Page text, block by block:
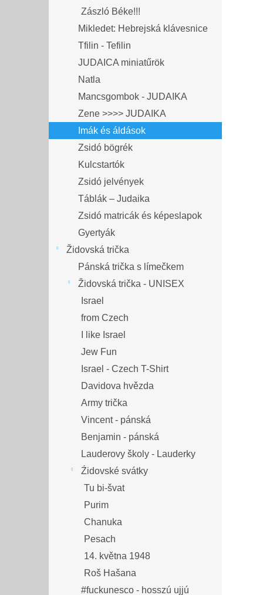
Zászló Béke!!!
Mikledet: Hebrejská klávesnice
Tfilin - Tefilin
JUDAICA miniatűrök
Natla
Mancsgombok - JUDAIKA
Zene >>>> JUDAIKA
Imák és áldások
Zsidó bögrék
Kulcstartók
Zsidó jelvények
Táblák – Judaika
Zsidó matricák és képeslapok
Gyertyák
Židovská trička
Pánská trička s límečkem
Židovská trička - UNISEX
Israel
from Czech
I like Israel
Jew Fun
Israel - Czech T-Shirt
Davidova hvězda
Army trička
Vincent - pánská
Benjamin - pánská
Lauderovy školy - Lauderky
Źidovské svátky
Tu bi-švat
Purim
Chanuka
Pesach
14. května 1948
Roš Hašana
#fuckunesco - hosszú ujjú